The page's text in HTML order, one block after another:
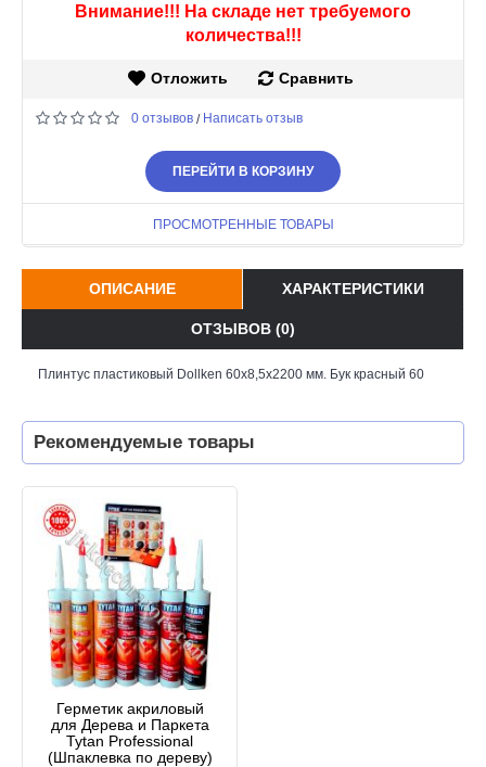
Внимание!!! На складе нет требуемого
количества!!!
Отложить Сравнить
0 отзывов / Написать отзыв
ПЕРЕЙТИ В КОРЗИНУ
ПРОСМОТРЕННЫЕ ТОВАРЫ
ОПИСАНИЕ ХАРАКТЕРИСТИКИ
ОТЗЫВОВ (0)
Плинтус пластиковый Dollken 60x8,5x2200 мм. Бук красный 60
Рекомендуемые товары
Герметик акриловый
для Дерева и Паркета
Tytan Professional
(Шпаклевка по дереву)